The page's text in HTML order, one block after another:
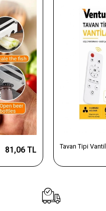
81,06 TL Tavan Tipi